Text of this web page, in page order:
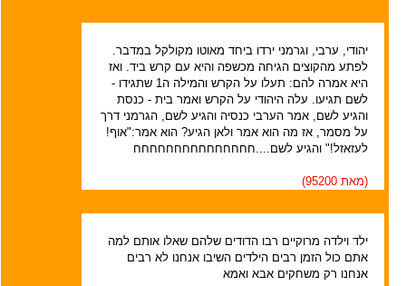
יהודי, ערבי, וגרמני ירדו ביחד מאוטו מקולקל במדבר.
לפתע מהקוצים הגיחה מכשפה והיא עם קרש ביד. ואז
היא אמרה להם: תעלו על הקרש והמילה ה1 שתגידו -
לשם תגיעו. עלה היהודי על הקרש ואמר בית - כנסת
והגיע לשם, אמר הערבי כנסיה והגיע לשם, הגרמני דרך
על מסמר, אז מה הוא אמר ולאן הגיע? הוא אמר:"אוף!
לעזאזל!" והגיע לשם....חחחחחחחחחחחחחחח
(מאת 95200
)
ילד וילדה מרוקיים רבו הדודים שלהם שאלו אותם למה
אתם כול הזמן רבים הילדים השיבו אנחנו לא רבים
אנחנו רק משחקים אבא ואמא